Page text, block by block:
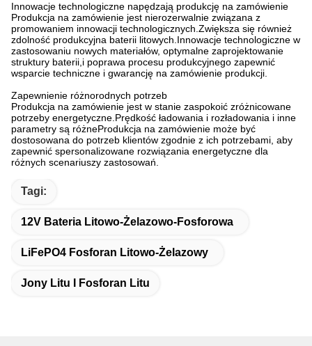
Innowacje technologiczne napędzają produkcję na zamówienie
Produkcja na zamówienie jest nierozerwalnie związana z
promowaniem innowacji technologicznych.Zwiększa się również
zdolność produkcyjna baterii litowych.Innowacje technologiczne w
zastosowaniu nowych materiałów, optymalne zaprojektowanie
struktury baterii,i poprawa procesu produkcyjnego zapewnić
wsparcie techniczne i gwarancję na zamówienie produkcji.
Zapewnienie różnorodnych potrzeb
Produkcja na zamówienie jest w stanie zaspokoić zróżnicowane
potrzeby energetyczne.Prędkość ładowania i rozładowania i inne
parametry są różneProdukcja na zamówienie może być
dostosowana do potrzeb klientów zgodnie z ich potrzebami, aby
zapewnić spersonalizowane rozwiązania energetyczne dla
różnych scenariuszy zastosowań.
Tagi:
12V Bateria Litowo-Żelazowo-Fosforowa
LiFePO4 Fosforan Litowo-Żelazowy
Jony Litu I Fosforan Litu